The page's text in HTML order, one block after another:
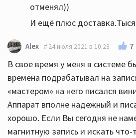
отменял))
И ещё плюс
Alex 24 июля 2021 в 10:23 7
В свое время у меня в системе
времена подрабатывал на
«мастером» на него писался
Аппарат вполне надежный и
хорошо. Если Вы сегодня не
магнитную запись и искать